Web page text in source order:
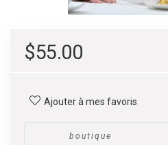
$55.00
Ajouter à mes favoris
boutique